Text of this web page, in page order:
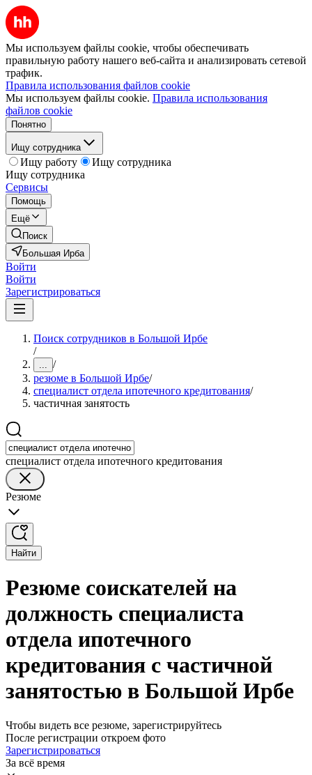
Мы используем файлы cookie, чтобы обеспечивать
правильную работу нашего веб-сайта и анализировать сетевой
трафик.
Правила использования файлов cookie
Мы используем файлы cookie. Правила использования
файлов cookie
Понятно
Ищу сотрудника
Ищу работу
Ищу сотрудника
Ищу сотрудника
Сервисы
Помощь
Ещё
Поиск
Большая Ирба
Войти
Войти
Зарегистрироваться
Поиск сотрудников в Большой Ирбе
/
... /
резюме в Большой Ирбе/
специалист отдела ипотечного кредитования/
частичная занятость
специалист отдела ипотечного кредитования
Резюме
Найти
Резюме соискателей на
должность специалиста
отдела ипотечного
кредитования с частичной
занятостью в Большой Ирбе
Чтобы видеть все резюме, зарегистрируйтесь
После регистрации откроем фото
Зарегистрироваться
За всё время